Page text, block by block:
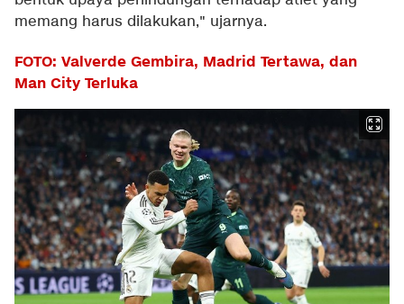
memang harus dilakukan," ujarnya.
FOTO: Valverde Gembira, Madrid Tertawa, dan
Man City Terluka